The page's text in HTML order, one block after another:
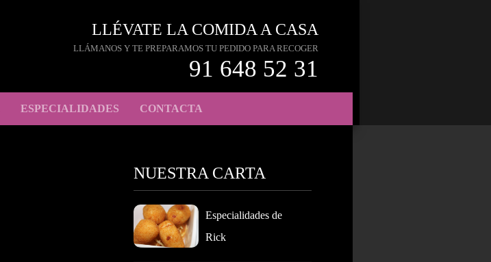
LLÉVATE LA COMIDA A CASA
LLÁMANOS Y TE PREPARAMOS TU PEDIDO PARA RECOGER
91 648 52 31
ESPECIALIDADES CONTACTA
NUESTRA CARTA
Especialidades de
Rick